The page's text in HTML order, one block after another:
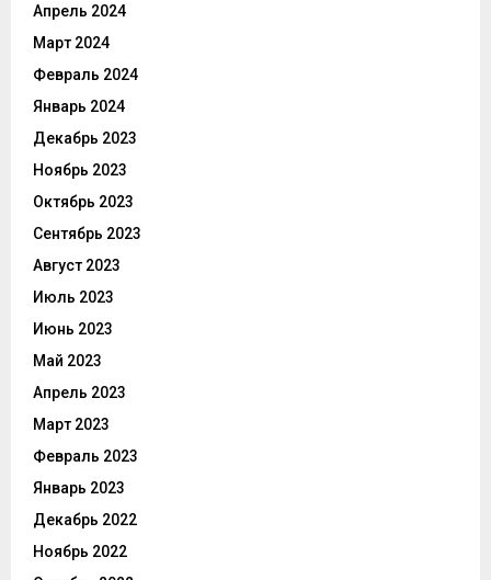
Апрель 2024
Март 2024
Февраль 2024
Январь 2024
Декабрь 2023
Ноябрь 2023
Октябрь 2023
Сентябрь 2023
Август 2023
Июль 2023
Июнь 2023
Май 2023
Апрель 2023
Март 2023
Февраль 2023
Январь 2023
Декабрь 2022
Ноябрь 2022